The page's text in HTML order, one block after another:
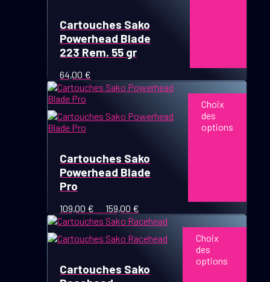
Cartouches Sako
Powerhead Blade
223 Rem. 55 gr
64,00 €
Cartouches Sako
Powerhead Blade
Pro
109,00 € 159,00 €
de
109,00 €
159,00 €
Choix
des
options
Ce
produit
a
plusieurs
variations.
options
peuvent
être
choisies
la
page
du
produit
Cartouches Sako
Choix
des
options
Ce
produit
a
variations.
Les